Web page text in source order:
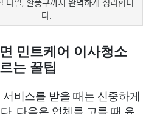
타일, 환풍구까지 완벽하게 정리합니
다.
민트케어 이사청소
는 꿀팁
비스를 받을 때는 신중하게
. 다음은 업체를 고를 때 유